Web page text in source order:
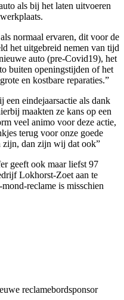
als bij het laten uitvoeren
normaal ervaren, dit voor de
het uitgebreid nemen van tijd
auto (pre-Covid19), het
buiten openingstijden of het
en kostbare reparaties.”
eindejaarsactie als dank
maakten ze kans op een
veel animo voor deze actie,
terug voor onze goede
zijn, dan zijn wij dat ook”
geeft ook maar liefst 97
Lokhorst-Zoet aan te
reclame is misschien
reclamebordsponsor